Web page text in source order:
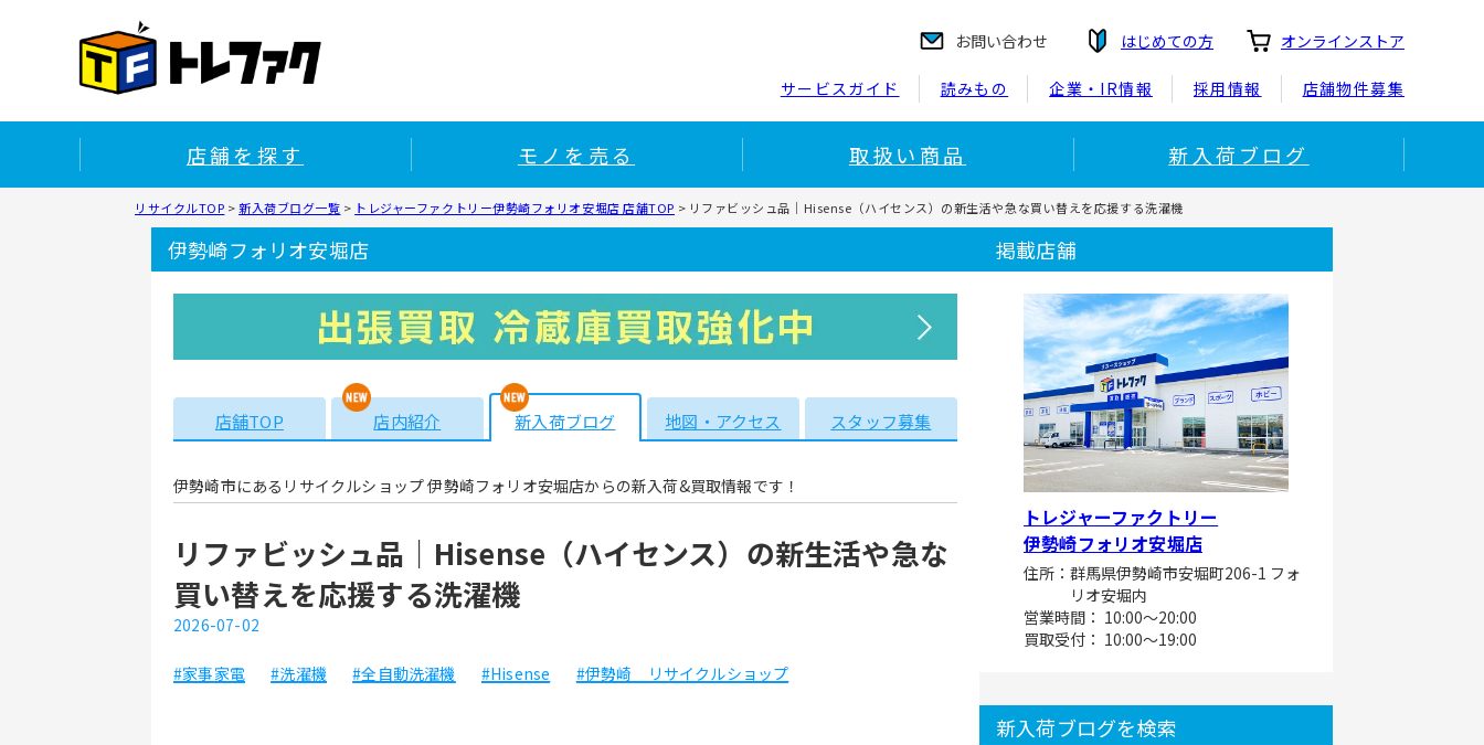
お問い合わせ はじめての方 オンラインストア
サービスガイド 読みもの 企業・IR情報 採用情報 店舗物件募集
店舗を探す モノを売る 取扱い商品 新入荷ブログ
リサイクルTOP >新入荷ブログ一覧 > トレジャーファクトリー伊勢崎フォリオ安堀店 店舗TOP > リファビッシュ品｜Hisense（ハイセンス）の新生活や急な買い替えを応援する洗濯機
伊勢崎フォリオ安堀店
店舗TOP 店内紹介 新入荷ブログ 地図・アクセス スタッフ募集
伊勢崎市にあるリサイクルショップ 伊勢崎フォリオ安堀店からの新入荷&買取情報です！
リファビッシュ品｜Hisense（ハイセンス）の新生活や急な
買い替えを応援する洗濯機
2026-07-02
#家事家電 #洗濯機 #全自動洗濯機 #Hisense #伊勢崎 リサイクルショップ
掲載店舗
トレジャーファクトリー
伊勢崎フォリオ安堀店
住所：群馬県伊勢崎市安堀町206-1 フォ
リオ安堀内
営業時間： 10:00～20:00
買取受付： 10:00～19:00
新入荷ブログを検索